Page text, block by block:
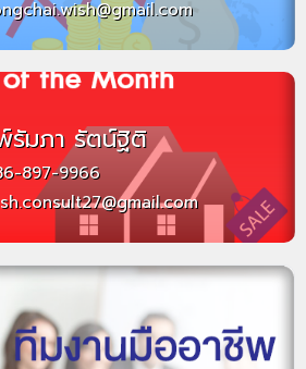
มภา รัตน์ฐิติ
897-9966